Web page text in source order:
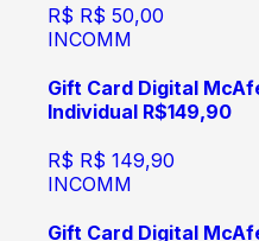
R$ R$ 50,00
INCOMM
Gift Card Digital
Individual R$149,90
R$ R$ 149,90
INCOMM
Gift Card Digital